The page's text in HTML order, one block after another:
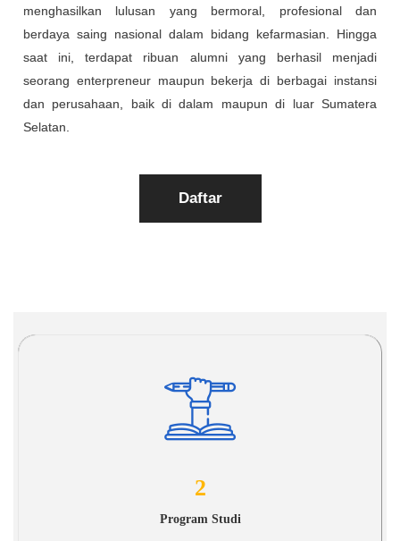
menghasilkan lulusan yang bermoral, profesional dan
berdaya saing nasional dalam bidang kefarmasian. Hingga
saat ini, terdapat ribuan alumni yang berhasil menjadi
seorang enterpreneur maupun bekerja di berbagai instansi
dan perusahaan, baik di dalam maupun di luar Sumatera
Selatan.
Daftar
2
Program Studi